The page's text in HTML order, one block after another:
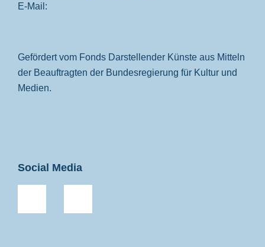
E-Mail:
Gefördert vom Fonds Darstellender Künste aus Mitteln
der Beauftragten der Bundesregierung für Kultur und
Medien.
Social Media